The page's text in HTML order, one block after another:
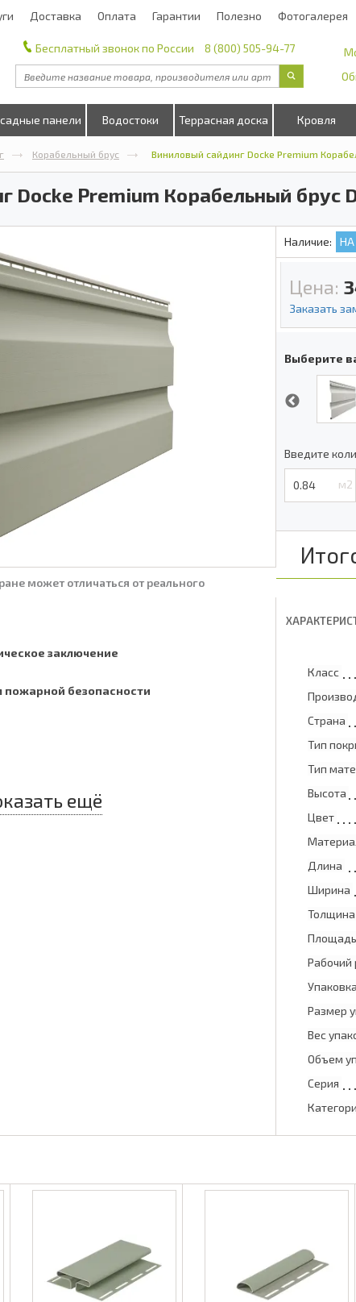
Доставка Оплата Гарантии Полезно Фотогалерея
Бесплатный звонок по России 8 (800) 505-94-77
панели Водостоки Террасная доска Кровля
Корабельный брус Виниловый сайдинг Docke Premium
Docke Premium Корабельный брус
может отличаться от реального
Наличие:
Цена:
Заказать
Выберите
Введите
м2
заключение
безопасности
ещё
Класс
Страна
Тип
Тип
Высота
Цвет
Длина
Ширина
Толщина
Рабочий
Упаковка
Размер
Вес
Объем
Серия